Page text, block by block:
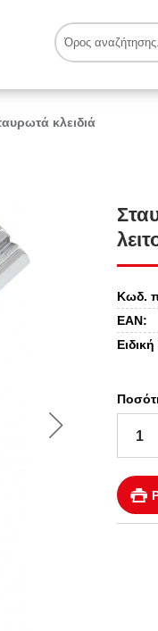
κλειδιά
Κωδ.
EAN: